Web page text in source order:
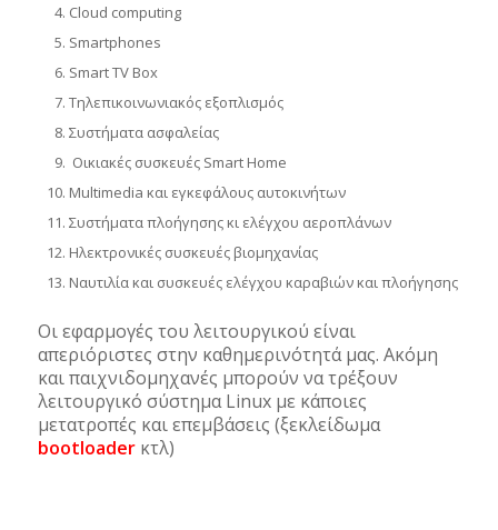
Cloud computing
Smartphones
Smart TV Box
Τηλεπικοινωνιακός εξοπλισμός
Συστήματα ασφαλείας
Οικιακές συσκευές Smart Home
Multimedia και εγκεφάλους αυτοκινήτων
Συστήματα πλοήγησης κι ελέγχου αεροπλάνων
Ηλεκτρονικές συσκευές βιομηχανίας
Ναυτιλία και συσκευές ελέγχου καραβιών και πλοήγησης
Οι εφαρμογές του λειτουργικού είναι
απεριόριστες στην καθημερινότητά μας. Ακόμη
και παιχνιδομηχανές μπορούν να τρέξουν
λειτουργικό σύστημα Linux με κάποιες
μετατροπές και επεμβάσεις (ξεκλείδωμα
bootloaderκτλ)